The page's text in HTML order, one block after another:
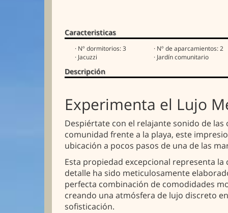
Caracteristicas
· Nº dormitorios: 3
· Nº de aparcamientos: 2
· Jacuzzi
· Jardín comunitario
Descripción
Experimenta el Lujo
Despiértate con el relajante sonido de
comunidad frente a la playa, este
ubicación a pocos pasos de una de las
Esta propiedad excepcional representa
detalle ha sido meticulosamente
perfecta combinación de comodidades
creando una atmósfera de lujo discreto
sofisticación.